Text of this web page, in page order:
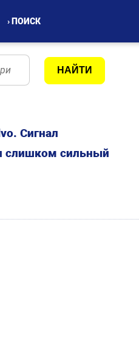
› ПОИСК
Сигнал
слишком сильный